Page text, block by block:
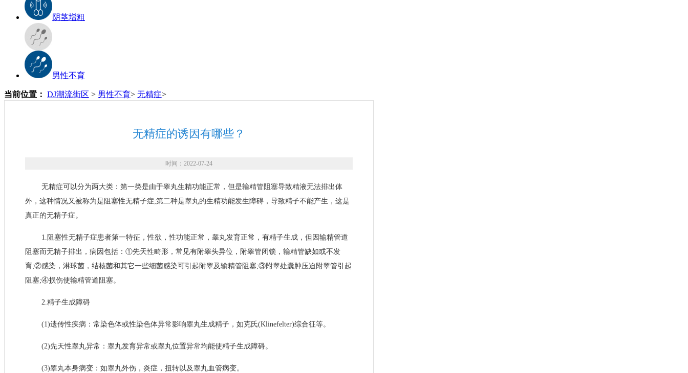
阴茎增粗
男性不育
当前位置： DJ潮流街区 > 男性不育> 无精症>
无精症的诱因有哪些？
时间：2022-07-24
无精症可以分为两大类：第一类是由于睾丸生精功能正常，但是输精管阻塞导致精液无法排出体
外，这种情况又被称为是阻塞性无精子症;第二种是睾丸的生精功能发生障碍，导致精子不能产生，这是
真正的无精子症。
1.阻塞性无精子症患者第一特征，性欲，性功能正常，睾丸发育正常，有精子生成，但因输精管道
阻塞而无精子排出，病因包括：①先天性畸形，常见有附睾头异位，附睾管闭锁，输精管缺如或不发
育;②感染，淋球菌，结核菌和其它一些细菌感染可引起附睾及输精管阻塞;③附睾处囊肿压迫附睾管引起
阻塞;④损伤使输精管道阻塞。
2.精子生成障碍
(1)遗传性疾病：常染色体或性染色体异常影响睾丸生成精子，如克氏(Klinefelter)综合征等。
(2)先天性睾丸异常：睾丸发育异常或睾丸位置异常均能使精子生成障碍。
(3)睾丸本身病变：如睾丸外伤，炎症，扭转以及睾丸血管病变。